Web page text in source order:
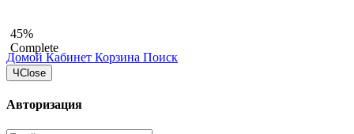
45%
Complete
Домой Кабинет Корзина Поиск
ЧClose
Авторизация